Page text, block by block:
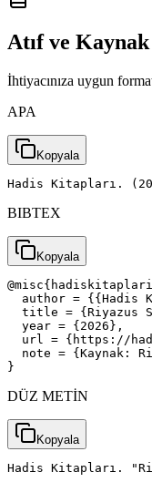
Atıf ve Kaynak
İhtiyacınıza uygun
APA
Kopyala
Hadis Kitapları.
BIBTEX
Kopyala
author = {{Hadis
title = {Riyazus
  year = {2026},
url = {https://
note = {Kaynak:
}
DÜZ METİN
Kopyala
Hadis Kitapları.